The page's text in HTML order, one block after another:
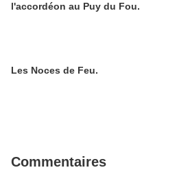
l'accordéon au Puy du Fou.
Les Noces de Feu.
Commentaires